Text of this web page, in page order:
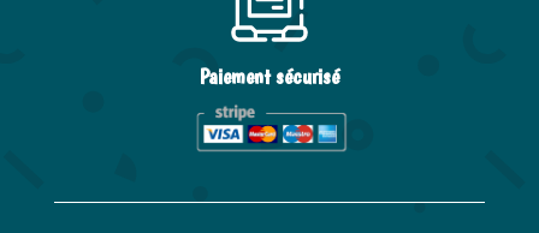
Paiement sécurisé